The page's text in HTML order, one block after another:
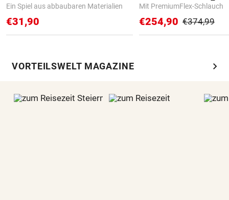
Ein Spiel aus abbaubaren Materialien
€31,90
Mit PremiumFlex-Schlauch
€254,90 €374,99
VORTEILSWELT MAGAZINE chevron_right